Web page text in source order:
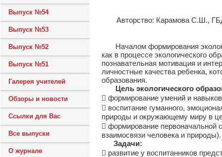
Выпуск №54
Выпуск №53
Выпуск №52
Выпуск №51
Галерея учителей
Обзоры и новости
Ссылки для Вас
Все выпуски
О журнале
Авторcтво: Карамова С.Ш.,
Началом формирования
как в процессе экологического
познавательная мотивация и
личностные качества ребенка,
образования.
Цель экологического
 формирование умений и
 воспитание гуманного,
природы и окружающему миру в
 формирование первоначальной
взаимосвязи человека и природы).
Задачи:
 развитие у воспитанников